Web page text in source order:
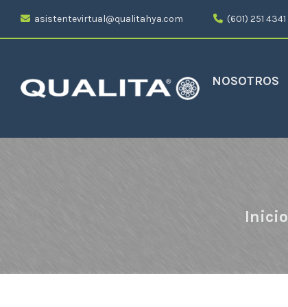
asistentevirtual@qualitahya.com (601) 251 4341
NOSOTROS
Inicio